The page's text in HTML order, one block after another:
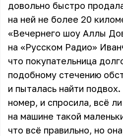
довольно быстро
на ней не более 20
«Вечернего шоу Аллы
на «Русском Радио»
что покупательница
подобному стечению
и пыталась найти
номер, и спросила, всё
на машине такой
что всё правильно, но